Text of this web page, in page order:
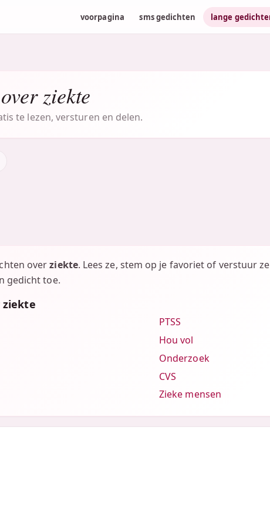
voorpagina sms gedichten lange
ziekte
te lezen, versturen en delen.
overziekte. Lees ze, stem op je favoriet of verstuur
gedicht toe.
ziekte
PTSS
Hou vol
Onderzoek
CVS
Zieke mensen